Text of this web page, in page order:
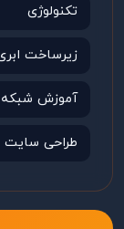
تکنولوژی
زیرساخت
آموزش شبکه
طراحی سایت